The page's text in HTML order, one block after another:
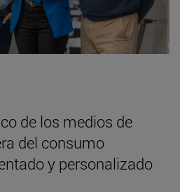
de los medios de
del consumo
y personalizado